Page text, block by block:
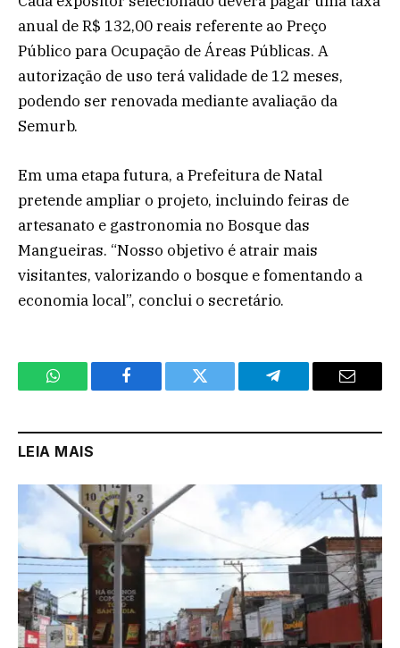
anual de R$ 132,00 reais referente ao Preço
Público para Ocupação de Áreas Públicas. A
autorização de uso terá validade de 12 meses,
podendo ser renovada mediante avaliação da
Semurb.
Em uma etapa futura, a Prefeitura de Natal
pretende ampliar o projeto, incluindo feiras de
artesanato e gastronomia no Bosque das
Mangueiras. “Nosso objetivo é atrair mais
visitantes, valorizando o bosque e fomentando a
economia local”, conclui o secretário.
WhatsApp Facebook Twitter Telegram Email
LEIA MAIS